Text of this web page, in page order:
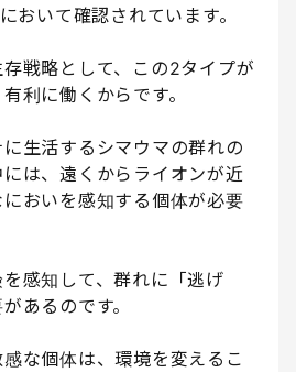
おいて確認されています。
戦略として、この2タイプが
利に働くからです。
生活するシマウマの群れの
は、遠くからライオンが近
おいを感知する個体が必要
感知して、群れに「逃げ
あるのです。
な個体は、環境を変えるこ